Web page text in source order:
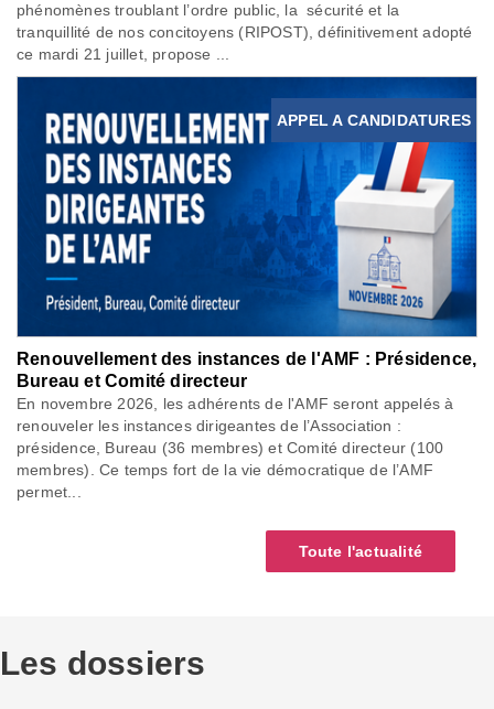
phénomènes troublant l’ordre public, la sécurité et la
tranquillité de nos concitoyens (RIPOST), définitivement adopté
ce mardi 21 juillet, propose ...
APPEL A CANDIDATURES
Renouvellement des instances de l'AMF : Présidence,
Bureau et Comité directeur
En novembre 2026, les adhérents de l'AMF seront appelés à
renouveler les instances dirigeantes de l’Association :
présidence, Bureau (36 membres) et Comité directeur (100
membres). Ce temps fort de la vie démocratique de l’AMF
permet...
Toute l'actualité
Les dossiers